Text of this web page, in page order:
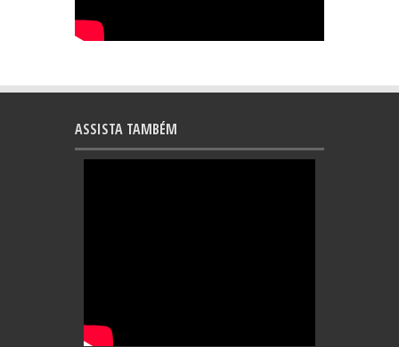
ASSISTA TAMBÉM